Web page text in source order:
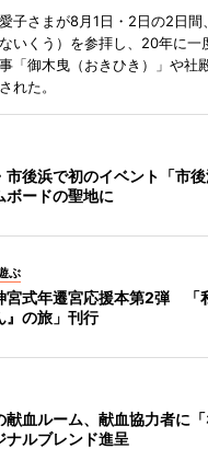
子さまが8月1日・2日の2日間
いくう）を参拝し、20年に一
「御木曳（おきひき）」や社
れた。
市後浜で初のイベント「市
ボードの聖地に
ぶ
宮式年遷宮応援本第2弾 「
』の旅」刊行
献血ルーム、献血協力者に「
ナルブレンド進呈